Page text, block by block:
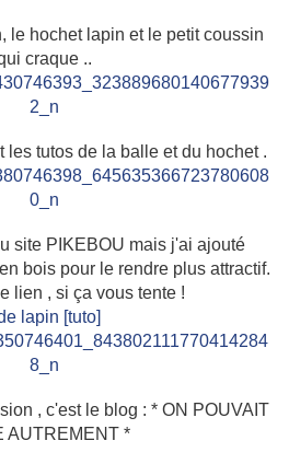
le hochet lapin et le petit coussin
craque ..
les tutos de la balle et du hochet .
site PIKEBOU mais j'ai ajouté
bois pour le rendre plus attractif.
lien , si ça vous tente !
lapin [tuto]
, c'est le blog : * ON POUVAIT
AUTREMENT *